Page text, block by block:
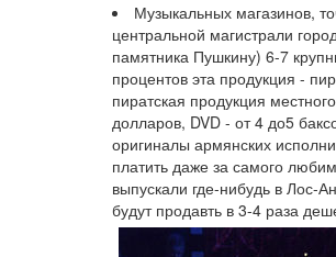
Музыкальных магазинов,
центральной магистрали
памятника Пушкину) 6-7
процентов эта продукция -
пиратская продукция
долларов, DVD - от 4 до5
оригиналы армянских
платить даже за самого
выпускали где-нибудь в Лос-
будут продавть в 3-4 раза